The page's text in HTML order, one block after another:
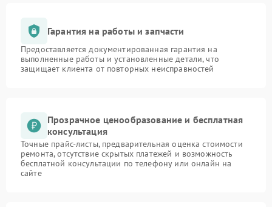
Гарантия на работы и запчасти
Предоставляется документированная гарантия на
выполненные работы и установленные детали, что
защищает клиента от повторных неисправностей
Прозрачное ценообразование и бесплатная
консультация
Точные прайс-листы, предварительная оценка стоимости
ремонта, отсутствие скрытых платежей и возможность
бесплатной консультации по телефону или онлайн на
сайте